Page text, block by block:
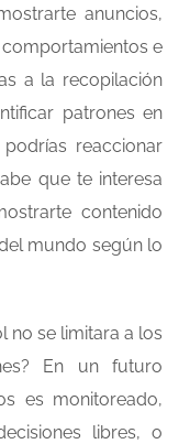
anuncios,
e
a la recopilación
patrones en
reaccionar
que te interesa
contenido
mundo según lo
no se limitara a los
En un futuro
es monitoreado,
libres, o